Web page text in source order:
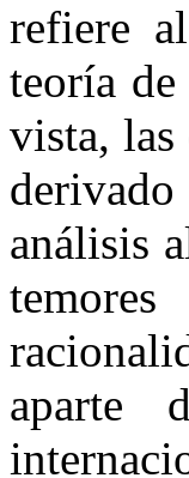
refiere
teoría
vista,
análisis
aparte